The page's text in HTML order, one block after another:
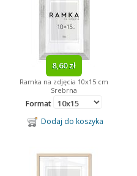
8,60 zł
Ramka na zdjęcia 10x15 cm
Srebrna
Format
Dodaj do koszyka